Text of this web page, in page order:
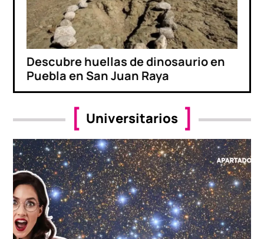
Descubre huellas de dinosaurio en
Puebla en San Juan Raya
Universitarios